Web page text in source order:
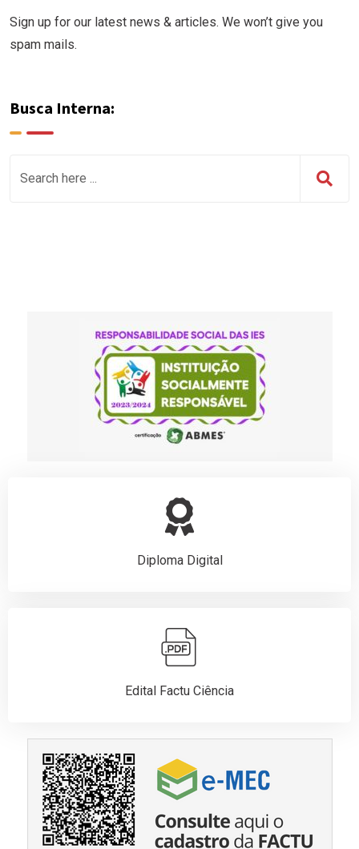
Sign up for our latest news & articles. We won’t give you
spam mails.
Busca Interna:
Diploma Digital
Edital Factu Ciência